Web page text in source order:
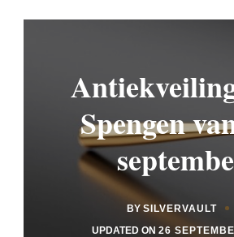
Spengen
BY SILVERVAULT
UPDATED ON 26